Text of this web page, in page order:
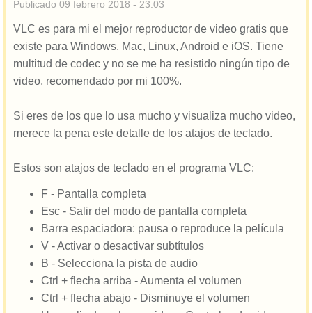
Publicado 09 febrero 2018 - 23:03
VLC es para mi el mejor reproductor de video gratis que
existe para Windows, Mac, Linux, Android e iOS. Tiene
multitud de codec y no se me ha resistido ningún tipo de
video, recomendado por mi 100%.
Si eres de los que lo usa mucho y visualiza mucho video,
merece la pena este detalle de los atajos de teclado.
Estos son atajos de teclado en el programa VLC:
F - Pantalla completa
Esc - Salir del modo de pantalla completa
Barra espaciadora: pausa o reproduce la película
V - Activar o desactivar subtítulos
B - Selecciona la pista de audio
Ctrl + flecha arriba - Aumenta el volumen
Ctrl + flecha abajo - Disminuye el volumen